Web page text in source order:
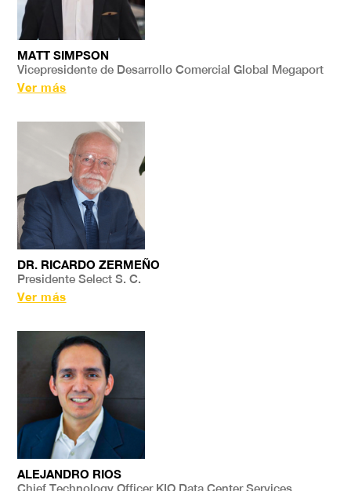
MATT SIMPSON
Vicepresidente de Desarrollo Comercial Global Megaport
Ver más
DR. RICARDO ZERMEÑO
Presidente Select S. C.
Ver más
ALEJANDRO RIOS